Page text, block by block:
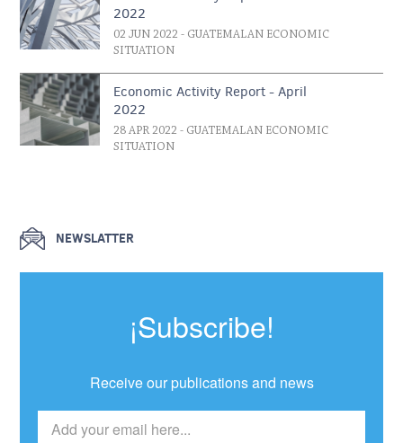
2022
02 JUN 2022 - GUATEMALAN ECONOMIC
SITUATION
Economic Activity Report - April
2022
28 APR 2022 - GUATEMALAN ECONOMIC
SITUATION
NEWSLATTER
¡Subscribe!
Receive our publications and news